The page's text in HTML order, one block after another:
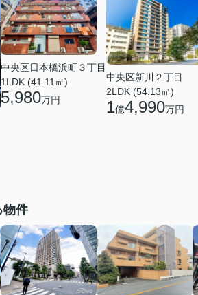
中央区日本橋浜町３丁目
1LDK (41.11㎡)
5,980万円
中央区新川２丁目
2LDK (54.13㎡)
1億4,990万円
物件